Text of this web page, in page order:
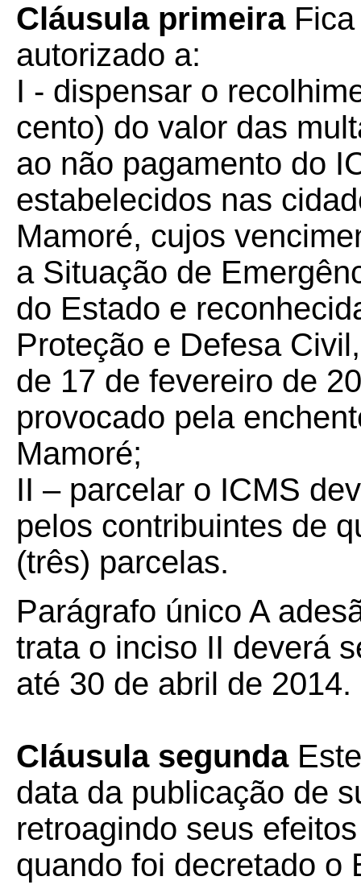
Cláusula primeiraFica
autorizado a:
I - dispensar o
cento) do valor das
ao não pagamento do
estabelecidos nas
Mamoré, cujos
a Situação de
do Estado e
Proteção e Defesa
de 17 de fevereiro de
provocado pela
Mamoré;
II – parcelar o ICMS
pelos contribuintes de
(três) parcelas.
Parágrafo único A
trata o inciso II deverá
até 30 de abril de 2014.
Cláusula segunda
data da publicação de
retroagindo seus
quando foi decretado o